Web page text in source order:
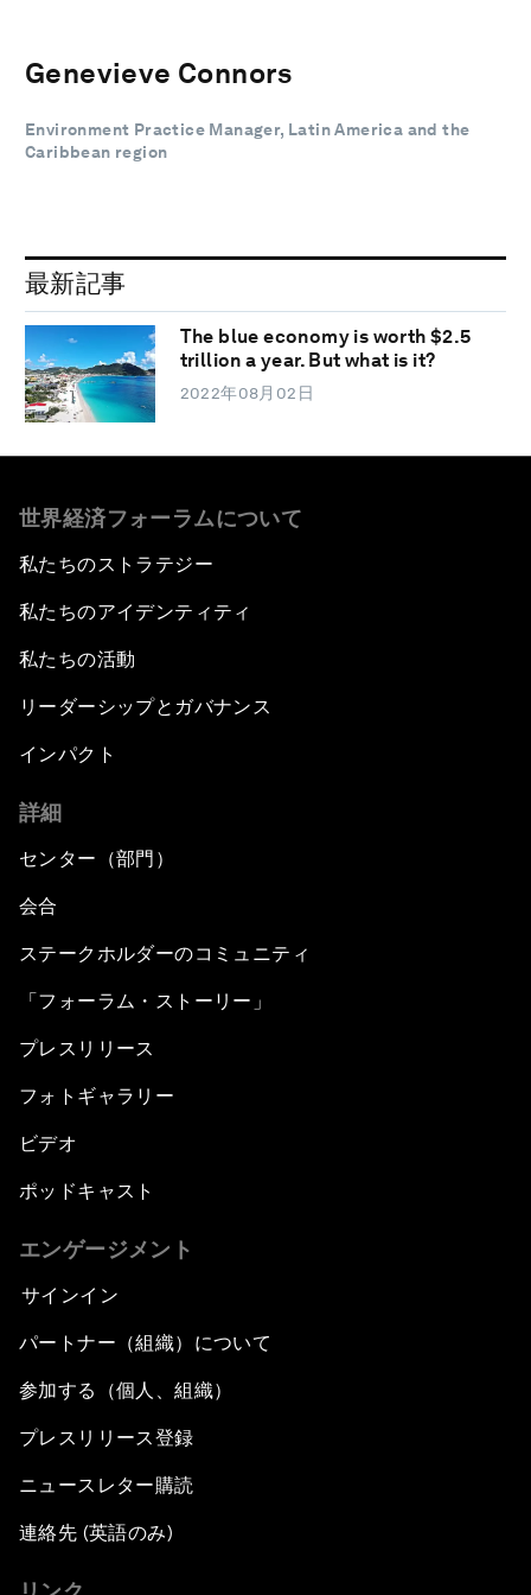
Genevieve Connors
Environment Practice Manager, Latin America and the
Caribbean region
最新記事
The blue economy is worth $2.5
trillion a year. But what is it?
2022年08月02日
世界経済フォーラムについて
私たちのストラテジー
私たちのアイデンティティ
私たちの活動
リーダーシップとガバナンス
インパクト
詳細
センター（部門）
会合
ステークホルダーのコミュニティ
「フォーラム・ストーリー」
プレスリリース
フォトギャラリー
ビデオ
ポッドキャスト
エンゲージメント
サインイン
パートナー（組織）について
参加する（個人、組織）
プレスリリース登録
ニュースレター購読
連絡先 (英語のみ)